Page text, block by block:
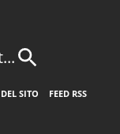
SITO
FEED RSS